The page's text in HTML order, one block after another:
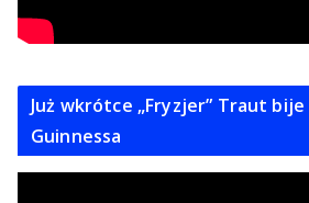
Już wkrótce „Fryzjer” Traut bije
Guinnessa